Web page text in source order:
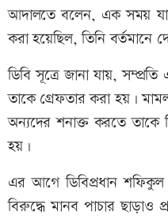
আদালতে বলেন, এক সময়
করা হয়েছিল, তিনি বর্তমানে
ডিবি সূত্রে জানা যায়, সম্প্রতি
তাকে গ্রেফতার করা হয়।
অন্যদের শনাক্ত করতে তাকে
হয়।
এর আগে ডিবিপ্রধান
বিরুদ্ধে মানব পাচার ছাড়াও